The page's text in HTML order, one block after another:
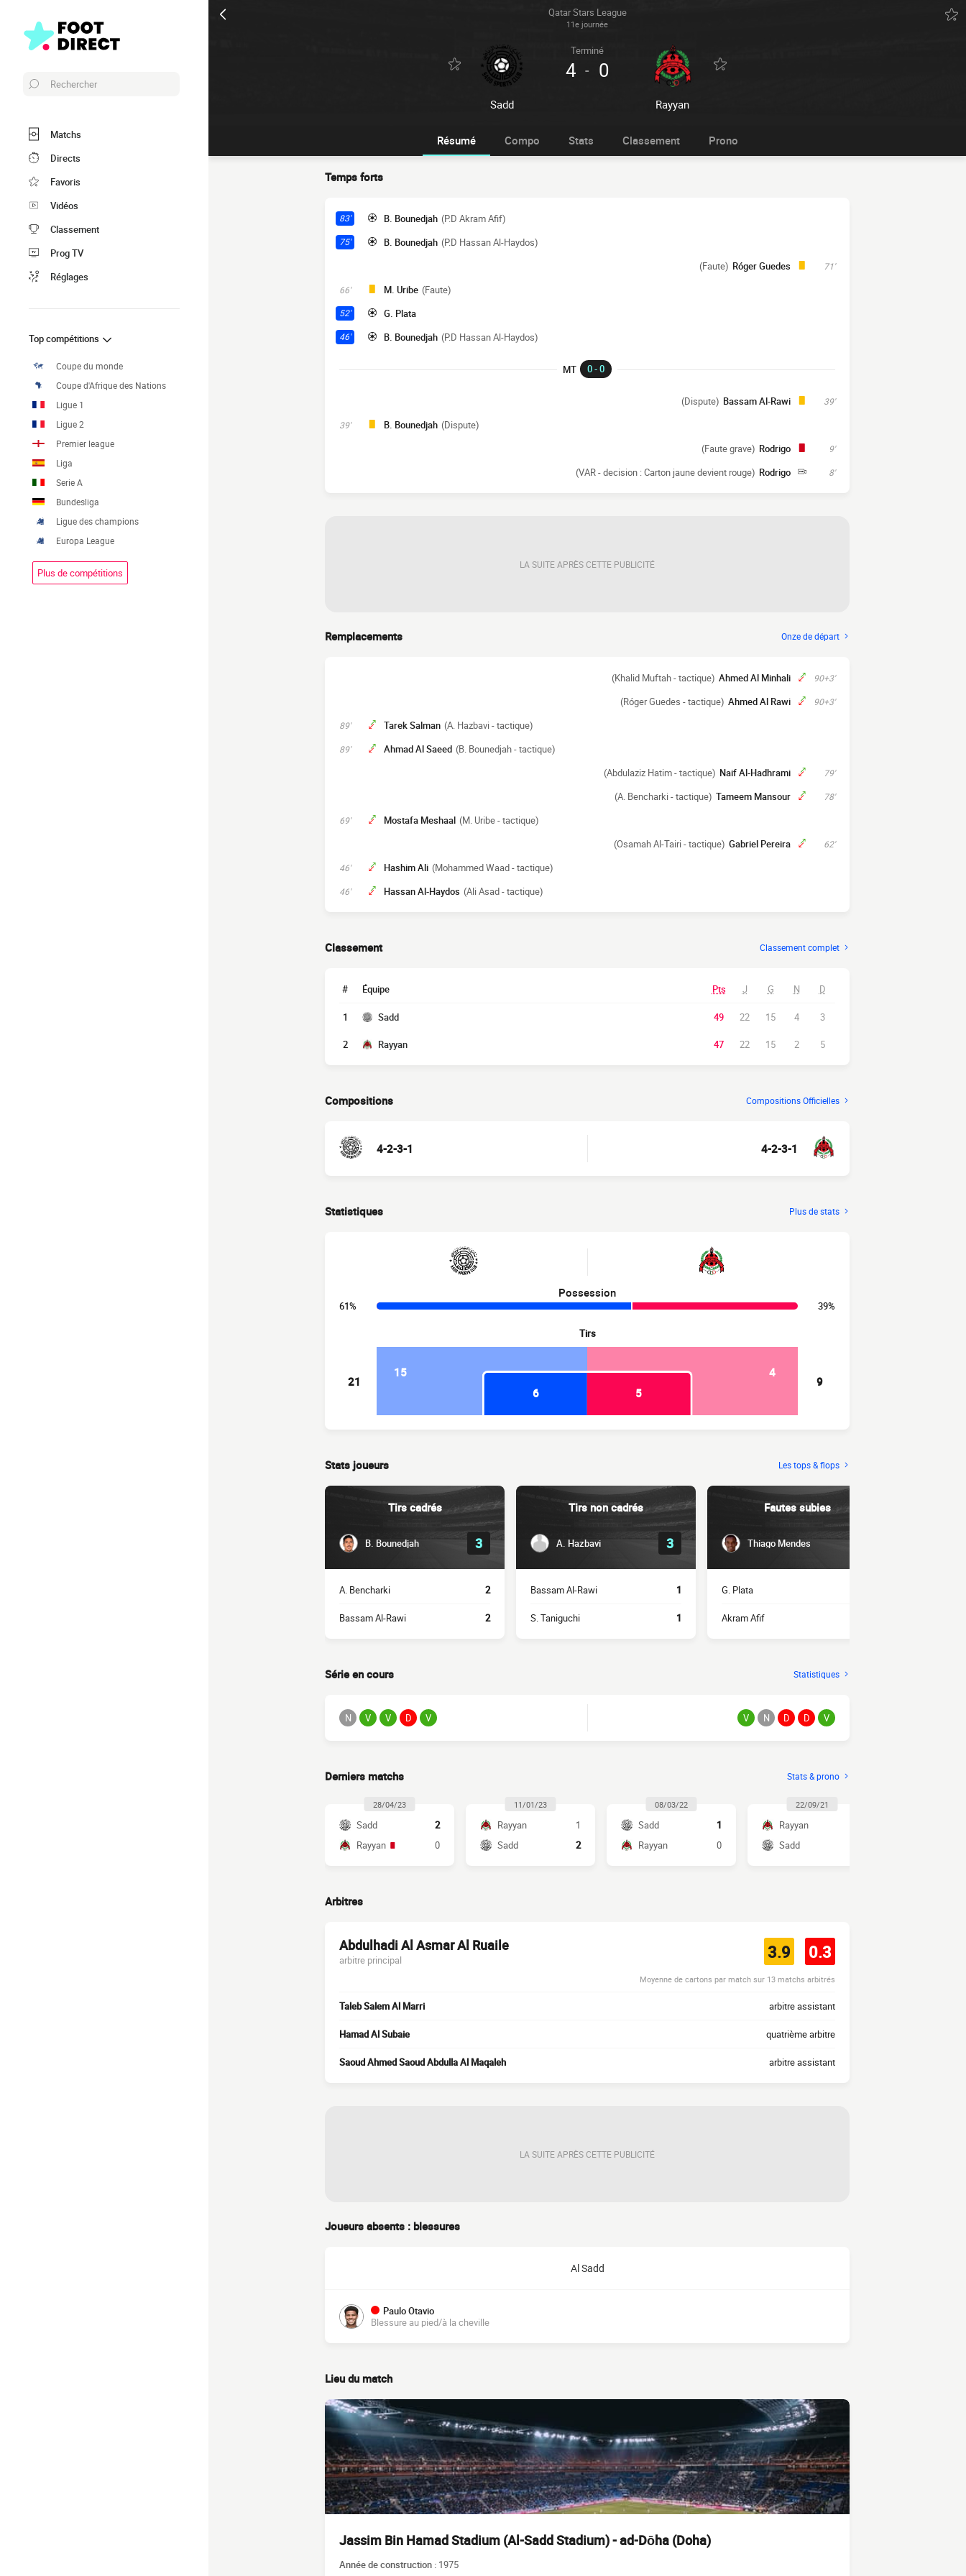
Qatar Stars League
11e journée
Sadd
Terminé
4 - 0
Rayyan
Rechercher
Matchs
Directs
Favoris
Vidéos
Classement
Prog TV
Réglages
Top compétitions
Coupe du monde
Coupe d'Afrique des Nations
Ligue 1
Ligue 2
Premier league
Liga
Serie A
Bundesliga
Ligue des champions
Europa League
Plus de compétitions
Résumé Compo Stats Classement Prono
Temps forts
83' B. Bounedjah (P.D Akram Afif)
75' B. Bounedjah (P.D Hassan Al-Haydos)
71'
Róger Guedes
(Faute)
66' M. Uribe (Faute)
52' G. Plata
46' B. Bounedjah (P.D Hassan Al-Haydos)
MT 0 - 0
39'
Bassam Al-Rawi
(Dispute)
39' B. Bounedjah (Dispute)
9'
Rodrigo
(Faute grave)
8'
Rodrigo
(VAR - decision : Carton jaune devient rouge)
LA SUITE APRÈS CETTE PUBLICITÉ
Remplacements Onze de départ
90+3'
Ahmed Al Minhali
(Khalid Muftah - tactique)
90+3'
Ahmed Al Rawi
(Róger Guedes - tactique)
89' Tarek Salman (A. Hazbavi - tactique)
89' Ahmad Al Saeed (B. Bounedjah - tactique)
79'
Naif Al-Hadhrami
(Abdulaziz Hatim - tactique)
78'
Tameem Mansour
(A. Bencharki - tactique)
69' Mostafa Meshaal (M. Uribe - tactique)
62'
Gabriel Pereira
(Osamah Al-Tairi - tactique)
46' Hashim Ali (Mohammed Waad - tactique)
46' Hassan Al-Haydos (Ali Asad - tactique)
Classement Classement complet
# Équipe Pts J G N D
1 Sadd 49 22 15 4 3
2 Rayyan 47 22 15 2 5
Compositions Compositions Officielles
4-2-3-1 4-2-3-1
Statistiques Plus de stats
Possession
61% 39%
Tirs
21
15
4
6
5
9
Stats joueurs Les tops & flops
Tirs cadrés
B. Bounedjah 3
A. Bencharki 2
Bassam Al-Rawi 2
Tirs non cadrés
A. Hazbavi 3
Bassam Al-Rawi 1
S. Taniguchi 1
Fautes subies
Thiago Mendes
G. Plata
Akram Afif
Série en cours Statistiques
N V V D V V N D D V
Derniers matchs Stats & prono
28/04/23
Sadd
2
Rayyan
0
11/01/23
Rayyan
1
Sadd
2
08/03/22
Sadd
1
Rayyan
0
22/09/21
Rayyan
Sadd
Arbitres
Abdulhadi Al Asmar Al Ruaile
arbitre principal 3.9 0.3
Moyenne de cartons par match sur 13 matchs arbitrés
Taleb Salem Al Marri arbitre assistant
Hamad Al Subaie quatrième arbitre
Saoud Ahmed Saoud Abdulla Al Maqaleh arbitre assistant
LA SUITE APRÈS CETTE PUBLICITÉ
Joueurs absents : blessures
Al Sadd
Paulo Otavio
Blessure au pied/à la cheville
Lieu du match
Jassim Bin Hamad Stadium (Al-Sadd Stadium) - ad-Dōha (Doha)
Année de construction : 1975